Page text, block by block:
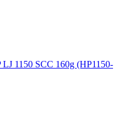
LJ 1150 SCC 160g (HP1150-